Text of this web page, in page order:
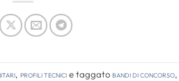
, Profili tecnicie taggatobandi di concorso,